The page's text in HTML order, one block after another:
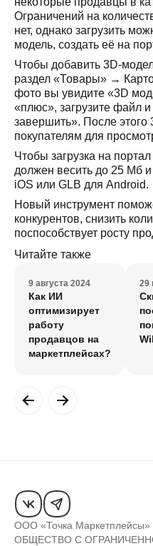
Ограничений на
нет, однако загрузить
модель, создать её на
Чтобы добавить 3D-
раздел «Товары» →
фото вы увидите «3D
«плюс», загрузите файл
завершить». После этого
покупателям для
Чтобы загрузка на
должен весить до 25 Мб
iOS или GLB для Android.
Новый инструмент
конкурентов, снизить
поспособствует росту
Читайте также
9 августа 2024
Как ИИ
оптимизирует
работу
продавцов на
маркетплейсах?
29
ООО «Точка Маркетплейсы»
ОБЩЕСТВО С